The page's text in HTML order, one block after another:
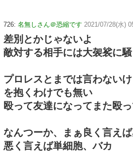
726: 名無しさん＠恐縮です 2021/07/28(水)
差別とかじゃないよ
敵対する相手には大袈裟に
プロレスとまでは言わない
を抱くわけでも無い
殴って友達になってまた殴
なんつーか、まぁ良く言え
悪く言えば単細胞、バカ